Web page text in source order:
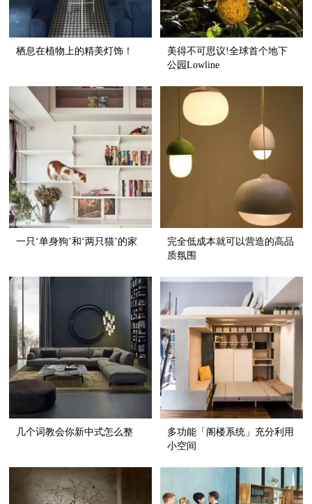
栖息在植物上的精美灯饰！
美得不可思议!全球首个地下
公园Lowline
一只‘单身狗’和‘两只猫’的家
完全低成本就可以营造的高品
质氛围
几个词教会你新中式怎么整
多功能「阁楼系统」充分利用
小空间